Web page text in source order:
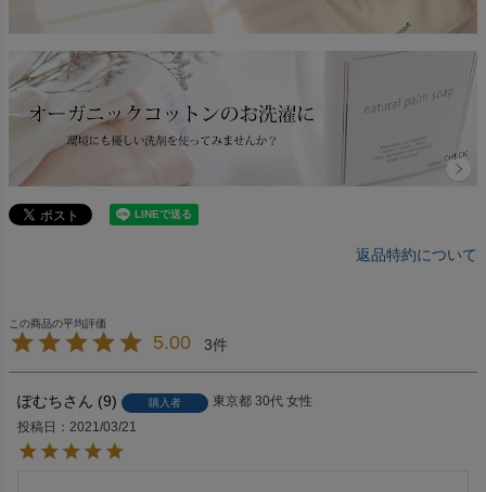
返品特約について
5.00 3
ぽむち 9 購入者 東京都 30代 女性
投稿日
2021/03/21